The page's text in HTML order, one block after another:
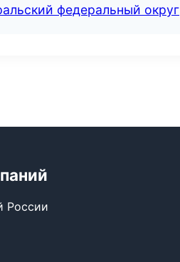
федеральный округ
России